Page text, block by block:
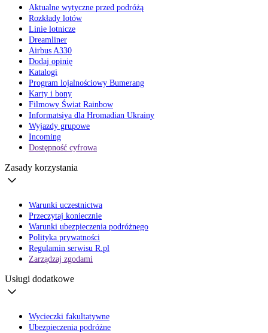
Aktualne wytyczne przed podróżą
Rozkłady lotów
Linie lotnicze
Dreamliner
Airbus A330
Dodaj opinię
Katalogi
Program lojalnościowy Bumerang
Karty i bony
Filmowy Świat Rainbow
Informatsiya dla Hromadian Ukrainy
Wyjazdy grupowe
Incoming
Dostępność cyfrowa
Zasady korzystania
Warunki uczestnictwa
Przeczytaj koniecznie
Warunki ubezpieczenia podróżnego
Polityka prywatności
Regulamin serwisu R.pl
Zarządzaj zgodami
Usługi dodatkowe
Wycieczki fakultatywne
Ubezpieczenia podróżne